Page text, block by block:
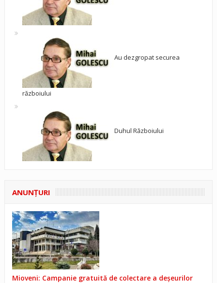
Au dezgropat securea
războiului
Duhul Războiului
ANUNŢURI
Mioveni: Campanie gratuită de colectare a deșeurilor